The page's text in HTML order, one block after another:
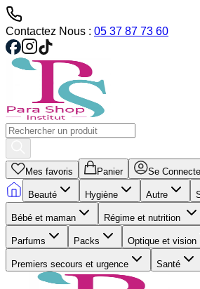
Contactez Nous : 05 37 87 73 60
Mes favoris Panier Se
Beauté Hygiène Autre
Bébé et maman Régime et nutrition
Parfums Packs Optique et vision
Premiers secours et urgence Santé